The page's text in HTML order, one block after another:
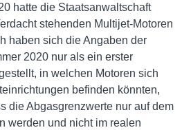
hatte die Staatsanwaltschaft
stehenden Multijet-Motoren
haben sich die Angaben der
2020 nur als ein erster
in welchen Motoren sich
befinden könnten,
die Abgasgrenzwerte nur auf dem
werden und nicht im realen